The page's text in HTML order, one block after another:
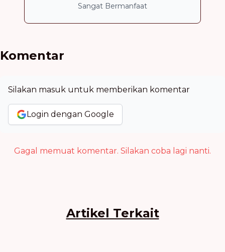
Sangat Bermanfaat
Komentar
Silakan masuk untuk memberikan komentar
Login dengan Google
Gagal memuat komentar. Silakan coba lagi nanti.
Artikel Terkait